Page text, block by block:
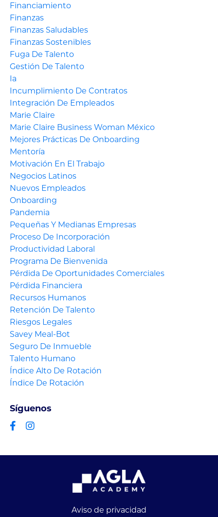
Financiamiento
Finanzas
Finanzas Saludables
Finanzas Sostenibles
Fuga De Talento
Gestión De Talento
Ia
Incumplimiento De Contratos
Integración De Empleados
Marie Claire
Marie Claire Business Woman México
Mejores Prácticas De Onboarding
Mentoría
Motivación En El Trabajo
Negocios Latinos
Nuevos Empleados
Onboarding
Pandemia
Pequeñas Y Medianas Empresas
Proceso De Incorporación
Productividad Laboral
Programa De Bienvenida
Pérdida De Oportunidades Comerciales
Pérdida Financiera
Recursos Humanos
Retención De Talento
Riesgos Legales
Savey Meal-Bot
Seguro De Inmueble
Talento Humano
Índice Alto De Rotación
Índice De Rotación
Síguenos
Aviso de privacidad